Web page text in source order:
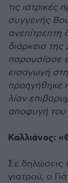
τις
συγγενής
ανεπίτρεπτη
διάρκεια
παρουσίασε
εισαγωγή
προηγήθηκε
λίαν
αποφυγή του
Καλλιάνος:
Σε δηλώσεις
γιατρού, ο